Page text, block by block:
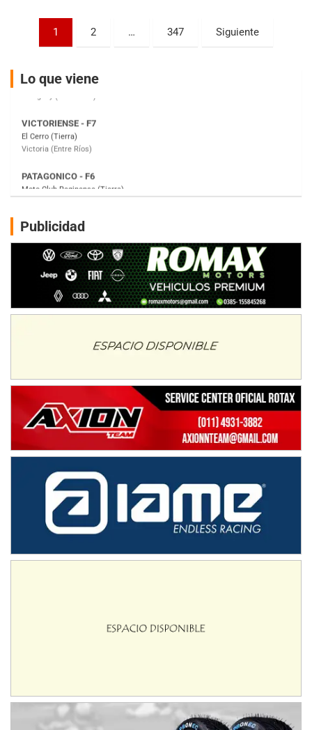
Paginación
entradas
1 2 … 347 Siguiente
Lo que viene
Parque de la Velocidad (Asfalto)
Villaguay (Entre Ríos)
Victoria (Entre Ríos)
Moto Club Reginense (Tierra)
Gral. E. Godoy (Río Negro)
Juventud Unida (Tierra)
Humboldt (Santa Fe)
Ciudad de Avellaneda (Asfalto)
Avellaneda (Santa Fe)
SUR SANTAFESINO - F4
José Samuel Sánchez (Tierra)
Rufino (Santa Fe)
08/09-AGO
IAME SERIES ARGENTINA 6
Ramiro Tot (Asfalto)
Baradero (Buenos Aires)
Ciudad de Trenque Lauquen (Asfalto)
Trenque Lauquen (Buenos Aires)
ENTRERRIANO - F6 (POSTERGADA)
Parque de la Velocidad (Asfalto)
Humboldt (Santa Fe)
Publicidad